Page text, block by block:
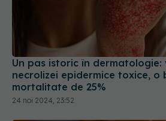
Un pas istoric în dermatologie:
necrolizei epidermice toxice, o
mortalitate de 25%
24 noi 2024, 23:52